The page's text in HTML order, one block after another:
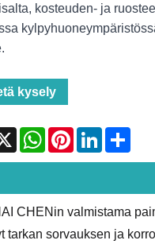
kosteuden- ja
kysely
X WhatsAppPinterestLinkedInShare
CHENin valmistama
sorvauksen ja